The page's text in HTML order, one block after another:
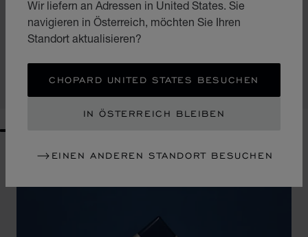
Wir liefern an Adressen in United States. Sie
navigieren in Österreich, möchten Sie Ihren
Standort aktualisieren?
CHOPARD UNITED STATES BESUCHEN
IN ÖSTERREICH BLEIBEN
EINEN ANDEREN STANDORT BESUCHEN
ZUR FOLIE GEHEN 1
ZUR FOLIE GEHEN 2
CLASSIC KUGELSCHREIBER
€ 349